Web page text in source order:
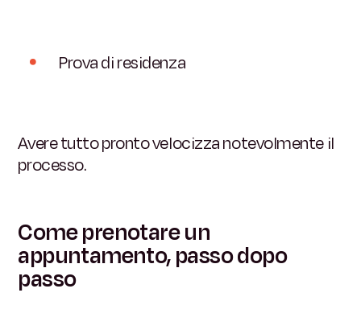
Prova di residenza
Avere tutto pronto velocizza notevolmente il
processo.
Come prenotare un
appuntamento, passo dopo
passo